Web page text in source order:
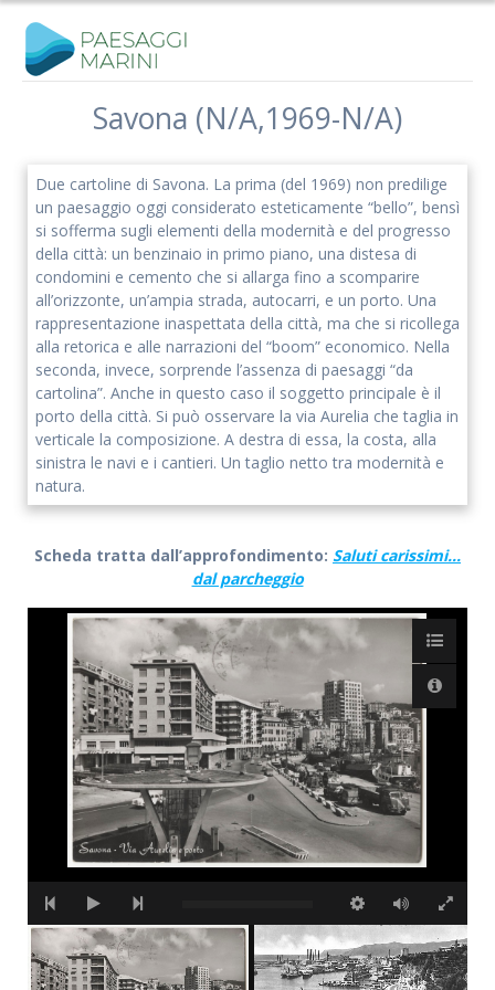
Salta
Savona (N/A,1969-N/A)
Due cartoline di Savona. La prima (del 1969) non predilige
un paesaggio oggi considerato esteticamente “bello”, bensì
si sofferma sugli elementi della modernità e del progresso
della città: un benzinaio in primo piano, una distesa di
condomini e cemento che si allarga fino a scomparire
all’orizzonte, un’ampia strada, autocarri, e un porto. Una
rappresentazione inaspettata della città, ma che si ricollega
alla retorica e alle narrazioni del “boom” economico. Nella
seconda, invece, sorprende l’assenza di paesaggi “da
cartolina”. Anche in questo caso il soggetto principale è il
porto della città. Si può osservare la via Aurelia che taglia in
verticale la composizione. A destra di essa, la costa, alla
sinistra le navi e i cantieri. Un taglio netto tra modernità e
natura.
Scheda tratta dall’approfondimento: Saluti carissimi…
dal parcheggio